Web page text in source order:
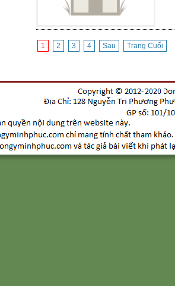
1 2 3 4 Sau Trang Cuối